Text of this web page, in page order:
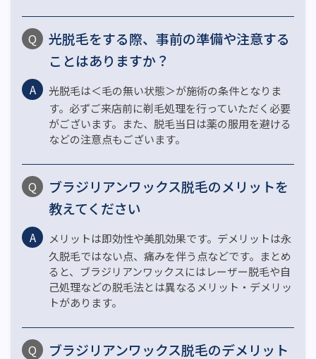
光脱毛をする際、事前の準備や注意する
ことはありますか？
光脱毛は＜毛の無い状態＞が施術の条件となりま
す。必ずご来店前に剃毛処理を行っていただく必要
がございます。また、脱毛当日は薬の服用を避ける
などの注意点もございます。
ブラジリアンワックス脱毛のメリットを
教えてください
メリットは即効性や美肌効果です。デメリットは永
久脱毛ではない点、痛みを伴う点などです。まとめ
ると、ブラジリアンワックスにはレーザー脱毛や自
己処理などの脱毛法とは異なるメリット・デメリッ
トがあります。
ブラジリアンワックス脱毛のデメリット